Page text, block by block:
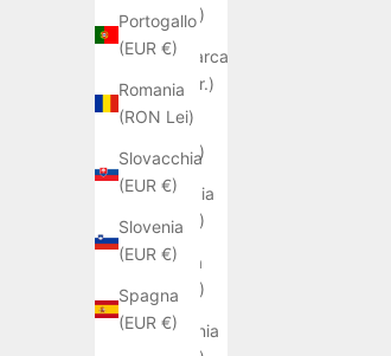
Portogallo
(EUR €)
Romania
(RON Lei)
Slovacchia
(EUR €)
Slovenia
(EUR €)
Spagna
(EUR €)
(EUR €)
Danimarca
(DKK kr.)
Estonia
(EUR €)
Finlandia
(EUR €)
Francia
(EUR €)
Germania